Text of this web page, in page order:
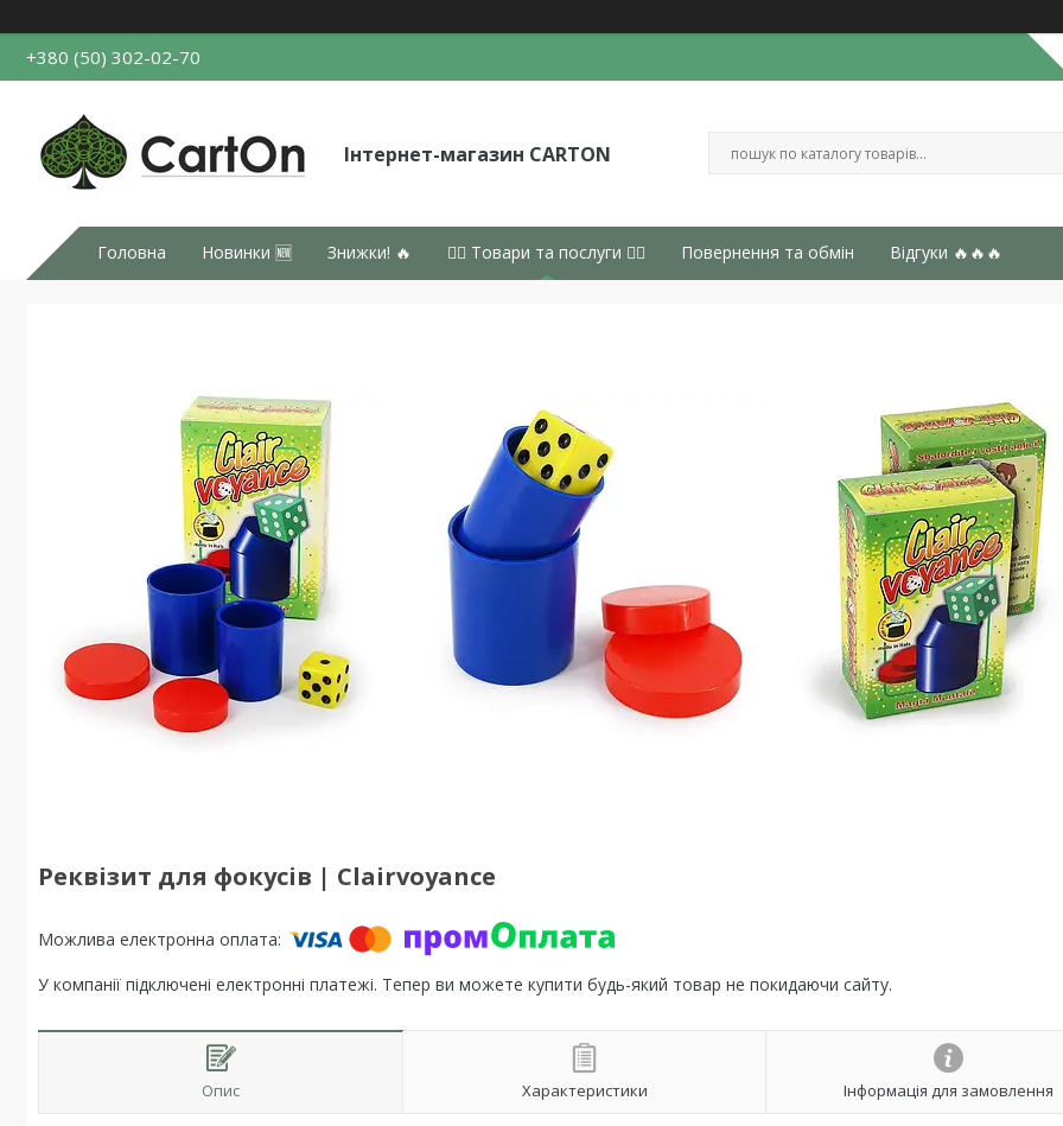
+380 (50) 302-02-70
Інтернет-магазин CARTON
Головна Новинки 🆕 Знижки! 🔥 👉🏻 Товари та послуги 👈🏻 Повернення та обмін Відгуки 🔥🔥🔥
Реквізит для фокусів | Clairvoyance
У компанії підключені електронні платежі. Тепер ви можете купити будь-який товар не покидаючи сайту.
Опис Характеристики Інформація для замовлення